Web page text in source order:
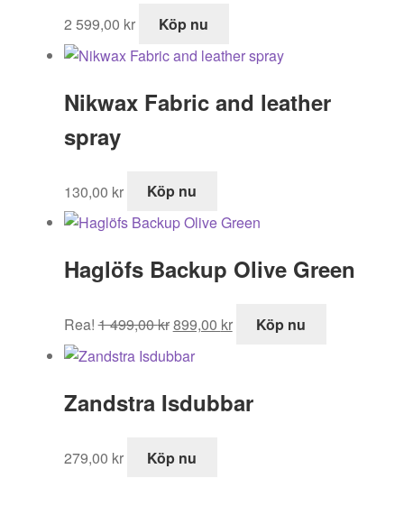
2 599,00 kr Köp nu
Nikwax Fabric and leather
spray
130,00 kr Köp nu
Haglöfs Backup Olive Green
Rea! 1 499,00kr
ursprungliga
priset
1
899,00 kr
nuvarande
899,00 kr.
Köp nu
Zandstra Isdubbar
279,00 kr Köp nu